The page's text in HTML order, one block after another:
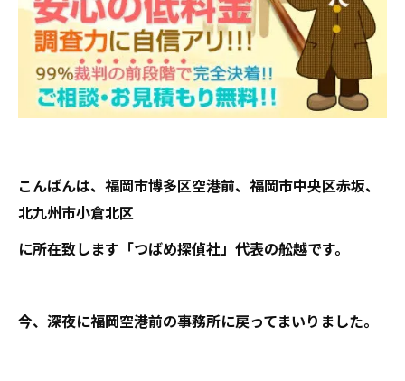
こんばんは、福岡市博多区空港前、福岡市中央区赤坂、
北九州市小倉北区
に所在致します「つばめ探偵社」代表の舩越です。
今、深夜に福岡空港前の事務所に戻ってまいりました。